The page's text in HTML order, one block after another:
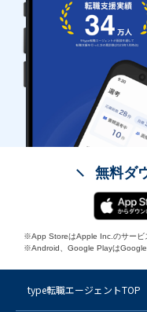
無料ダ
※App StoreはApple Inc.のサービ
※Android、Google PlayはGoogle
type転職エージェントTOP